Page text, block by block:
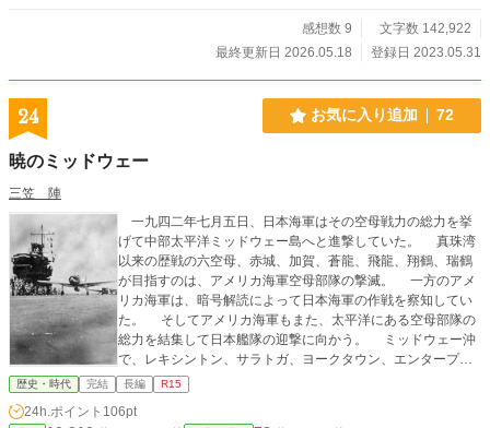
感想数 9
文字数 142,922
最終更新日 2026.05.18
登録日 2023.05.31
24 お気に入り追加 72
暁のミッドウェー
三笠 陣
一九四二年七月五日、日本海軍はその空母戦力の総力を挙
げて中部太平洋ミッドウェー島へと進撃していた。 真珠湾
以来の歴戦の六空母、赤城、加賀、蒼龍、飛龍、翔鶴、瑞鶴
が目指すのは、アメリカ海軍空母部隊の撃滅。 一方のアメ
リカ海軍は、暗号解読によって日本海軍の作戦を察知してい
た。 そしてアメリカ海軍もまた、太平洋にある空母部隊の
総力を結集して日本艦隊の迎撃に向かう。 ミッドウェー沖
で、レキシントン、サラトガ、ヨークタウン、エンタープラ
イズ、ホーネットが、日本艦隊を待ち構えていた。 日米数
百機の航空機が入り乱れる激戦となった、日米初の空母決戦
たるミッドウェー海戦。 その幕が、今まさに切って落とさ
歴史・時代 完結 長編 R15
24h.ポイント 106pt